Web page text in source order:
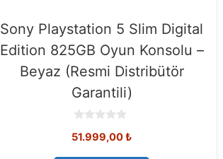
Sony Playstation 5 Slim Digital
Edition 825GB Oyun Konsolu –
Beyaz (Resmi Distribütör
Garantili)
o
51.999,00₺